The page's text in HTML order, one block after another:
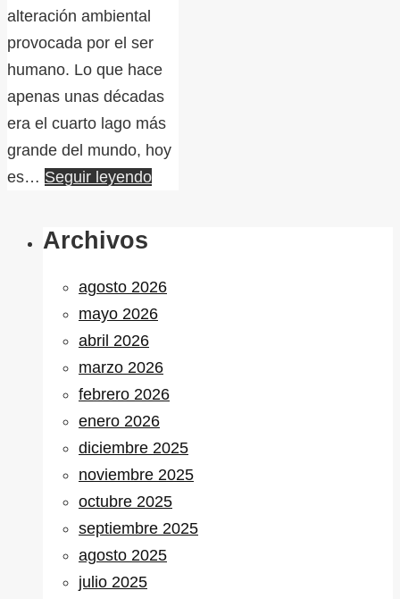
alteración ambiental
provocada por el ser
humano. Lo que hace
apenas unas décadas
era el cuarto lago más
grande del mundo, hoy
es… Seguir leyendo
Archivos
agosto 2026
mayo 2026
abril 2026
marzo 2026
febrero 2026
enero 2026
diciembre 2025
noviembre 2025
octubre 2025
septiembre 2025
agosto 2025
julio 2025